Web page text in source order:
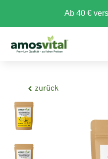
Ab 40 €
zurück